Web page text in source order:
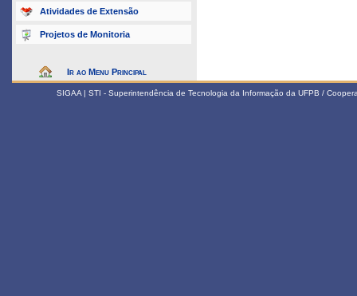
Atividades de Extensão
Projetos de Monitoria
Ir ao Menu Principal
SIGAA | STI - Superintendência de Tecnologia da Informação da UFPB /